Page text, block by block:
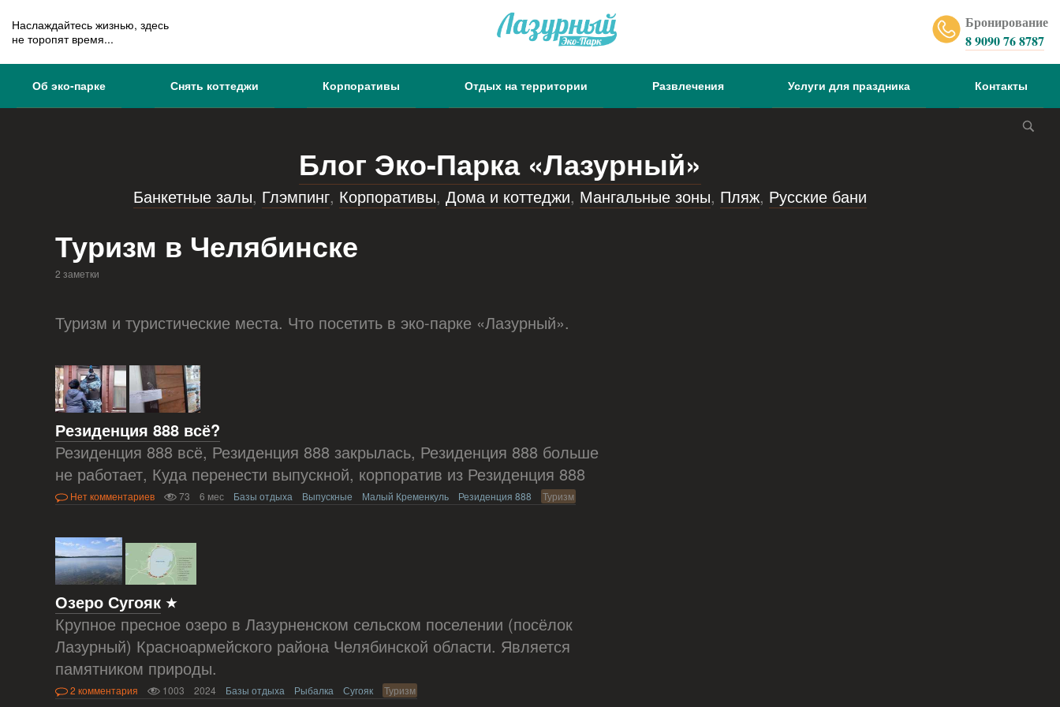
Наслаждайтесь жизнью, здесь
не торопят время...
Бронирование
8 9090 76 8787
Об эко-парке Снять коттеджи Корпоративы Отдых на территории Развлечения Услуги для праздника Контакты
Блог Эко-Парка «Лазурный»
Банкетные залы, Глэмпинг, Корпоративы, Дома и коттеджи, Мангальные зоны, Пляж, Русские бани
Туризм в Челябинске
2 заметки
Туризм и туристические места. Что посетить в эко-парке «Лазурный».
Резиденция 888 всё?
Резиденция 888 всё, Резиденция 888 закрылась, Резиденция 888 больше
не работает, Куда перенести выпускной, корпоратив из Резиденция 888
Нет комментариев 73 6 мес Базы отдыха Выпускные Малый Кременкуль Резиденция 888 Туризм
Озеро Сугояк
Крупное пресное озеро в Лазурненском сельском поселении (посёлок
Лазурный) Красноармейского района Челябинской области. Является
памятником природы.
2 комментария 1003 2024 Базы отдыха Рыбалка Сугояк Туризм